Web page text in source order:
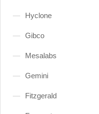
Hyclone
Gibco
Mesalabs
Gemini
Fitzgerald